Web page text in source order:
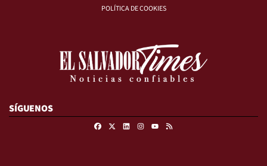
POLÍTICA DE COOKIES
SÍGUENOS
FacebookLinkedinInstagram